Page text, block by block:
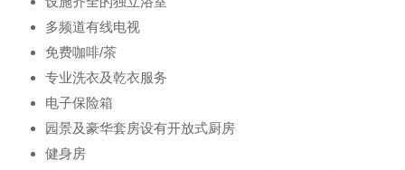
多频道有线电视
免费咖啡/茶
专业洗衣及乾衣服务
电子保险箱
园景及豪华套房设有开放式厨房
健身房